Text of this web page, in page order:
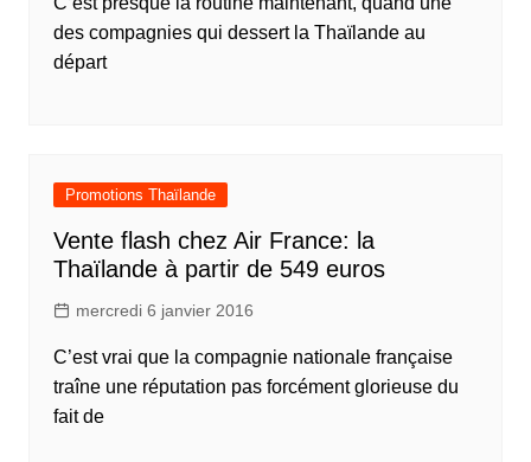
des compagnies qui dessert la Thaïlande au
départ
Promotions Thaïlande
Vente flash chez Air France: la
Thaïlande à partir de 549 euros
mercredi 6 janvier 2016
C’est vrai que la compagnie nationale française
traîne une réputation pas forcément glorieuse du
fait de